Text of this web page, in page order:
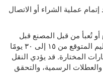
عملية الشراء أو الاتصال
تُعبأ من قبل المصنع قبل
شحنها دوليًا. عادةً ما يكون وقت التسليم المتوقع من ١٥ إلى ٣٠ يومًا
المختارة. قد يؤدي النقل
الرسمية، والتحقق